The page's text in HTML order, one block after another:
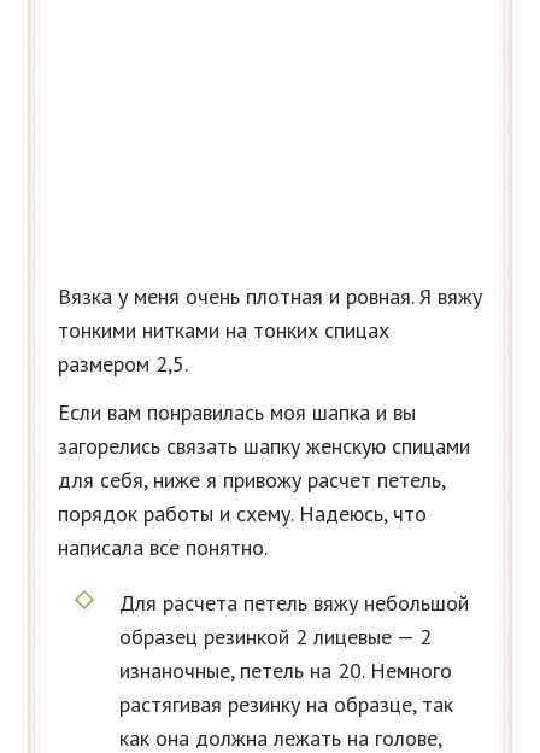
Вязка у меня очень плотная и ровная. Я вяжу
тонкими нитками на тонких спицах
размером 2,5.
Если вам понравилась моя шапка и вы
загорелись связать шапку женскую спицами
для себя, ниже я привожу расчет петель,
порядок работы и схему. Надеюсь, что
написала все понятно.
Для расчета петель вяжу небольшой
образец резинкой 2 лицевые — 2
изнаночные, петель на 20. Немного
растягивая резинку на образце, так
как она должна лежать на голове,